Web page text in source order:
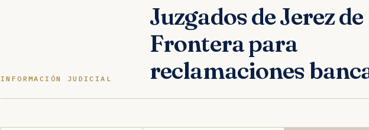
INFORMACIÓN JUDICIAL
Juzgados de Jerez
Frontera para
reclamaciones